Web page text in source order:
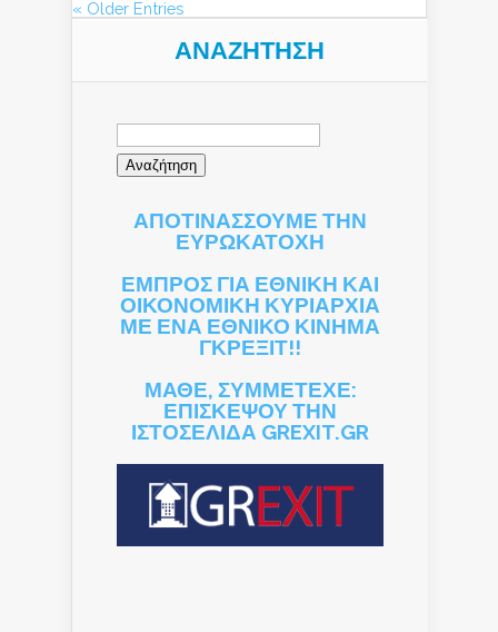
« Older Entries
ΑΝΑΖΉΤΗΣΗ
Αναζήτηση
ΑΠΟΤΙΝΑΣΣΟΥΜΕ ΤΗΝ
ΕΥΡΩΚΑΤΟΧΗ
ΕΜΠΡΟΣ ΓΙΑ ΕΘΝΙΚΗ ΚΑΙ
ΟΙΚΟΝΟΜΙΚΗ ΚΥΡΙΑΡΧΙΑ
ΜΕ ΕΝΑ ΕΘΝΙΚΟ ΚΙΝΗΜΑ
ΓΚΡΕΞΙΤ!!
ΜΑΘΕ, ΣΥΜΜΕΤΕΧΕ:
ΕΠΙΣΚΕΨΟΥ ΤΗΝ
ΙΣΤΟΣΕΛΙΔΑ GREXIT.GR